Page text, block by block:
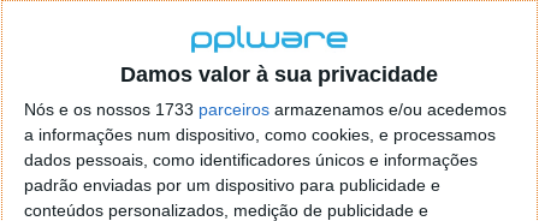
Damos valor à sua privacidade
Nós e os nossos 1733 parceiros armazenamos e/ou acedemos
a informações num dispositivo, como cookies, e processamos
dados pessoais, como identificadores únicos e informações
padrão enviadas por um dispositivo para publicidade e
conteúdos personalizados, medição de publicidade e